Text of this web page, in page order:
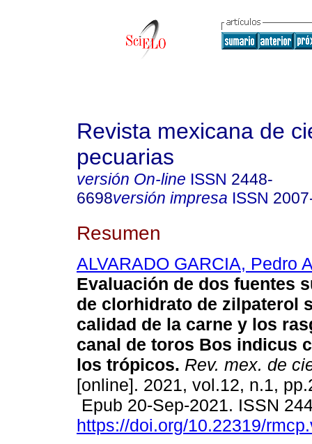
Revista mexicana de
pecuarias
versión On-line ISSN 2448-
6698versión impresa ISSN
Resumen
ALVARADO GARCIA, Pedro
Evaluación de dos fuentes
de clorhidrato de zilpaterol
calidad de la carne y los
canal de toros Bos indicus
los trópicos. Rev. mex. de
[online]. 2021, vol.12, n.1,
Epub 20-Sep-2021. ISSN
https://doi.org/10.22319/